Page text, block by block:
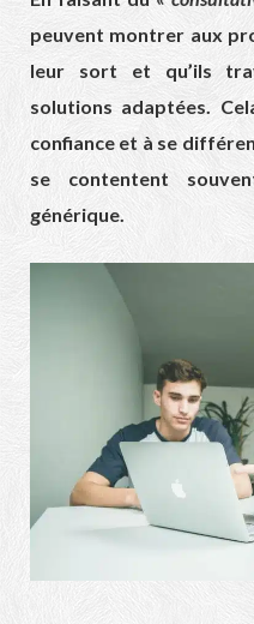
peuvent montrer aux
leur sort et qu’ils
solutions adaptées.
confiance et à se
se contentent
générique.